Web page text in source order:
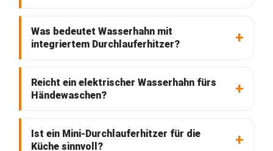
Was bedeutet Wasserhahn mit
integriertem Durchlauferhitzer?
Reicht ein elektrischer Wasserhahn fürs
Händewaschen?
Ist ein Mini-Durchlauferhitzer für die
Küche sinnvoll?